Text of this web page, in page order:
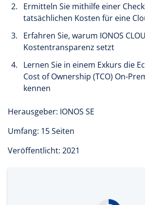
Ermitteln Sie mithilfe einer
tatsächlichen Kosten für eine
Erfahren Sie, warum IONOS
Kostentransparenz setzt
Lernen Sie in einem Exkurs die
Cost of Ownership (TCO) On-
kennen
Herausgeber: IONOS SE
Umfang: 15 Seiten
Veröffentlicht: 2021